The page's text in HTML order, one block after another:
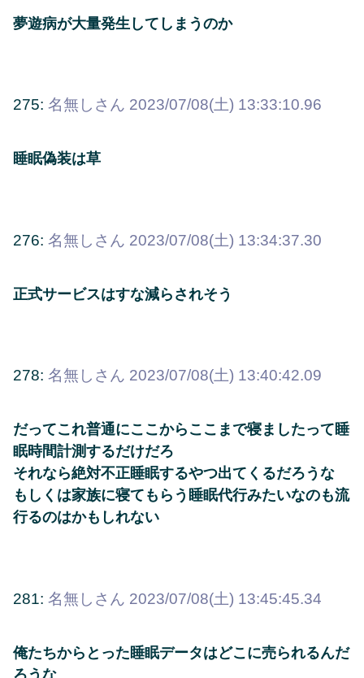
夢遊病が大量発生してしまうのか
275: 名無しさん 2023/07/08(土) 13:33:10.96
睡眠偽装は草
276: 名無しさん 2023/07/08(土) 13:34:37.30
正式サービスはすな減らされそう
278: 名無しさん 2023/07/08(土) 13:40:42.09
だってこれ普通にここからここまで寝ましたって睡
眠時間計測するだけだろ
それなら絶対不正睡眠するやつ出てくるだろうな
もしくは家族に寝てもらう睡眠代行みたいなのも流
行るのはかもしれない
281: 名無しさん 2023/07/08(土) 13:45:45.34
俺たちからとった睡眠データはどこに売られるんだ
ろうな